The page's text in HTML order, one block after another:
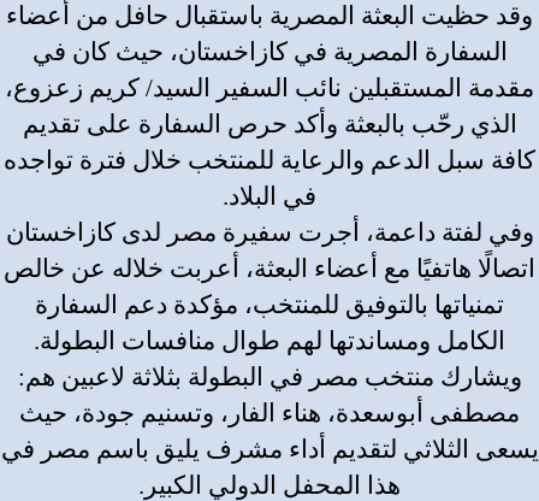
وقد حظيت البعثة المصرية باستقبال حافل من أعضاء
السفارة المصرية في كازاخستان، حيث كان في
مقدمة المستقبلين نائب السفير السيد/ كريم زعزوع،
الذي رحّب بالبعثة وأكد حرص السفارة على تقديم
كافة سبل الدعم والرعاية للمنتخب خلال فترة تواجده
في البلاد.
وفي لفتة داعمة، أجرت سفيرة مصر لدى كازاخستان
اتصالًا هاتفيًا مع أعضاء البعثة، أعربت خلاله عن خالص
تمنياتها بالتوفيق للمنتخب، مؤكدة دعم السفارة
الكامل ومساندتها لهم طوال منافسات البطولة.
ويشارك منتخب مصر في البطولة بثلاثة لاعبين هم:
مصطفى أبوسعدة، هناء الفار، وتسنيم جودة، حيث
يسعى الثلاثي لتقديم أداء مشرف يليق باسم مصر في
هذا المحفل الدولي الكبير.